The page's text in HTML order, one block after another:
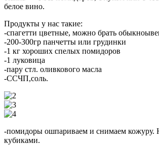
белое вино.
Продукты у нас такие:
-спагетти цветные, можно брать
-200-300гр панчетты или грудинки
-1 кг хороших спелых помидоров
-1 луковица
-пару стл. оливкового масла
-ССЧП,соль.
-помидоры ошпариваем и снимаем кожуру.
кубиками.